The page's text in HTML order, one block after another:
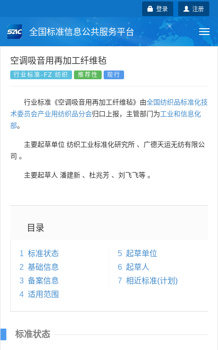
注册
登录
全国标准信息公共服务平台
国家标准 行业标准
国外标准 技术委员会
空调吸音用再加工纤维毡
行业标准-FZ 纺织 推荐性 现行
行业标准《空调吸音用再加工纤维毡》由全国纺织品标准化技
术委员会产业用纺织品分会归口上报，主管部门为工业和信息化
部。
主要起草单位 纺织工业标准化研究所 、 广德天运无纺有限公
司 。
主要起草人 潘建新 、 杜兆芳 、 刘飞飞等 。
目录
1 标准状态
2 基础信息
3 备案信息
4 适用范围
5 起草单位
6 起草人
7 相近标准(计划)
标准状态